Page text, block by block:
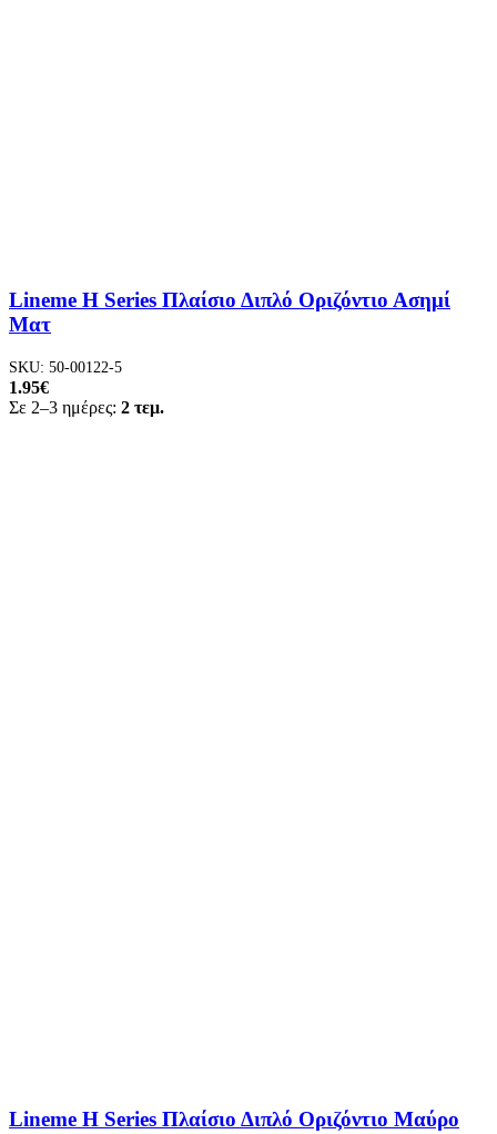
Lineme H Series Πλαίσιο Διπλό Οριζόντιο Ασημί
Ματ
SKU: 50-00122-5
1.95€
Σε 2–3 ημέρες: 2 τεμ.
Lineme H Series Πλαίσιο Διπλό Οριζόντιο Μαύρο